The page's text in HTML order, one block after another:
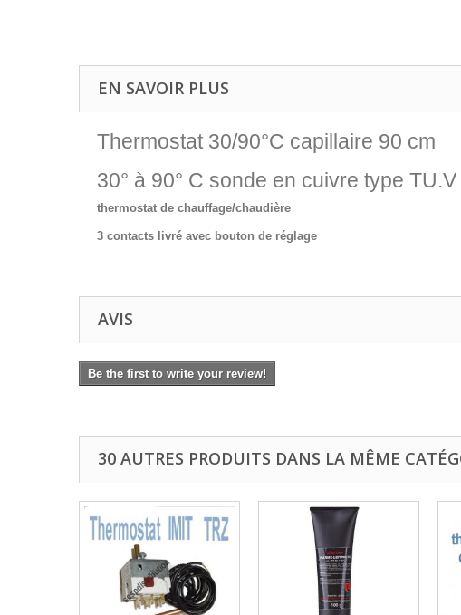
EN SAVOIR PLUS
Thermostat 30/90°C capillaire 90 cm
30° à 90° C sonde en cuivre type
thermostat de chauffage/chaudière
3 contacts livré avec bouton de réglage
AVIS
Be the first to write your review!
30 AUTRES PRODUITS DANS LA MÊME